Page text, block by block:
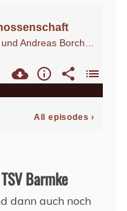
Barmke
dann auch noch